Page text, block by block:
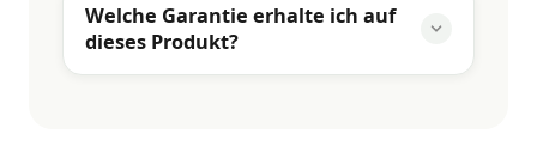
Welche Garantie erhalte ich auf
dieses Produkt?